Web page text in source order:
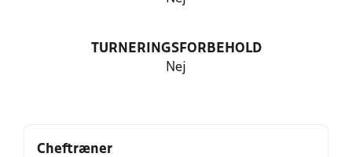
TURNERINGSFORBEHOLD
Nej
Cheftræner